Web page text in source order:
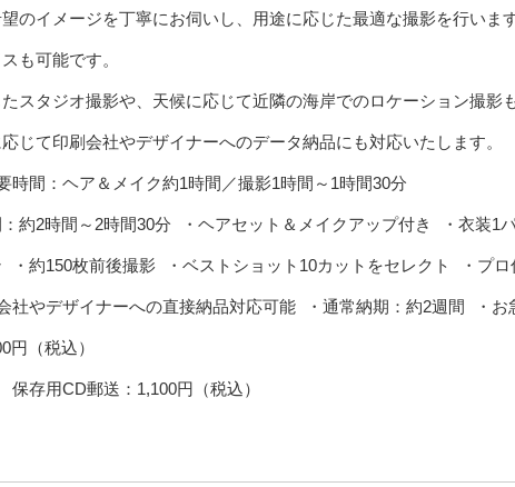
のイメージを丁寧にお伺いし、用途に応じた最適な撮影を行い
も可能です。
スタジオ撮影や、天候に応じて近隣の海岸でのロケーション撮影
じて印刷会社やデザイナーへのデータ納品にも対応いたします。
時間：ヘア＆メイク約1時間／撮影1時間～1時間30分
：約2時間～2時間30分 ・ヘアセット＆メイクアップ付き ・衣装
・約150枚前後撮影 ・ベストショット10カットをセレクト ・プ
社やデザイナーへの直接納品対応可能 ・通常納期：約2週間 ・お
円（税込）
保存用CD郵送：1,100円（税込）